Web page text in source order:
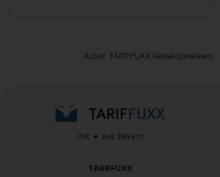
Autor: TARIFFUXX Redaktionsteam
mit aus Bayern
TARIFFUXX